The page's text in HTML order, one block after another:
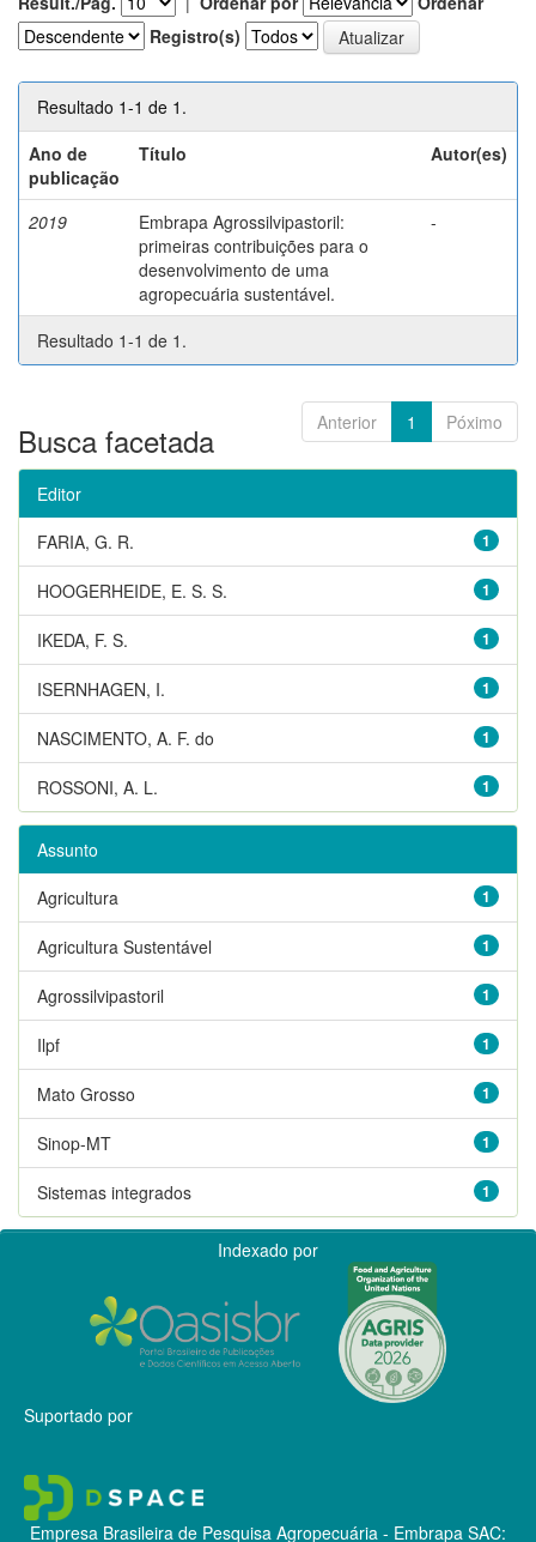
Registro(s)
Resultado 1-1 de 1.
Ano de
publicação
Título Autor(es)
2019
Embrapa Agrossilvipastoril:
primeiras contribuições para o
desenvolvimento de uma
agropecuária sustentável.
-
Resultado 1-1 de 1.
Anterior 1 Póximo
Busca facetada
Editor
1
FARIA, G. R.
1
HOOGERHEIDE, E. S. S.
1
IKEDA, F. S.
1
ISERNHAGEN, I.
1
NASCIMENTO, A. F. do
1
ROSSONI, A. L.
Assunto
1
Agricultura
1
Agricultura Sustentável
1
Agrossilvipastoril
1
Ilpf
1
Mato Grosso
1
Sinop-MT
1
Sistemas integrados
Indexado por
Suportado por
Empresa Brasileira de Pesquisa Agropecuária - Embrapa SAC: